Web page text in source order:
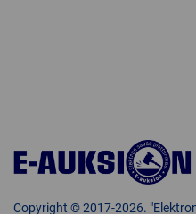
Copyright © 2017-2026.